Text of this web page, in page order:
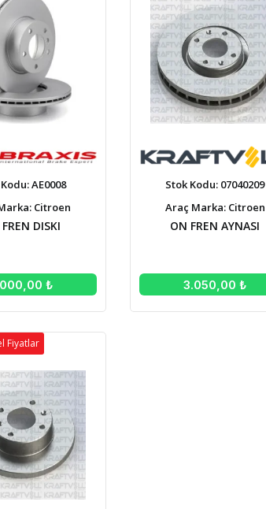
AE0008
Citroen
DISKI
₺
Stok Kodu: 07040209
Araç Marka: Citroen
ON FREN AYNASI
3.050,00 ₺
Fiyatlar